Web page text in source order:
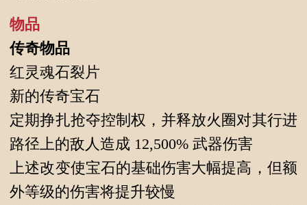
物品
传奇物品
红灵魂石裂片
新的传奇宝石
定期挣扎抢夺控制权，并释放火圈对其行进
路径上的敌人造成 12,500% 武器伤害
上述改变使宝石的基础伤害大幅提高，但额
外等级的伤害将提升较慢